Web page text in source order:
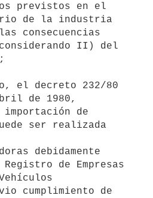
previstos en el
de la industria
consecuencias
II) del
de 1980,
de
ser realizada
debidamente
de Empresas
cumplimiento de